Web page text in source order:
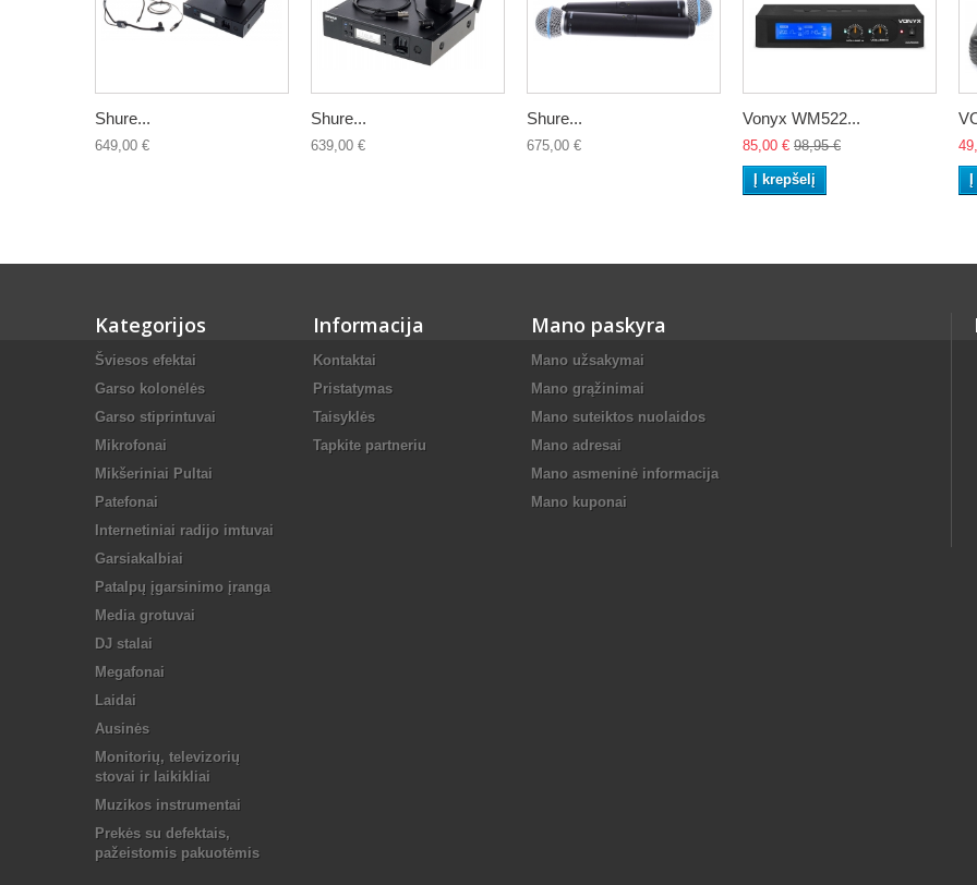
Shure...
649,00 €
Shure...
639,00 €
Shure...
675,00 €
Vonyx WM522...
85,00 € 98,95 €
Į krepšelį
Kategorijos
Šviesos efektai
Garso kolonėlės
Garso stiprintuvai
Mikrofonai
Mikšeriniai Pultai
Patefonai
Internetiniai radijo imtuvai
Garsiakalbiai
Patalpų įgarsinimo įranga
Media grotuvai
DJ stalai
Megafonai
Laidai
Ausinės
Monitorių, televizorių
stovai ir laikikliai
Muzikos instrumentai
Prekės su defektais,
pažeistomis pakuotėmis
Informacija
Kontaktai
Pristatymas
Taisyklės
Tapkite partneriu
Mano paskyra
Mano užsakymai
Mano grąžinimai
Mano suteiktos nuolaidos
Mano adresai
Mano asmeninė informacija
Mano kuponai